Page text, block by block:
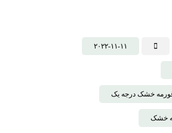
۲۰۲۲-۱۱-۱۱
خشک درجه یک
خشک